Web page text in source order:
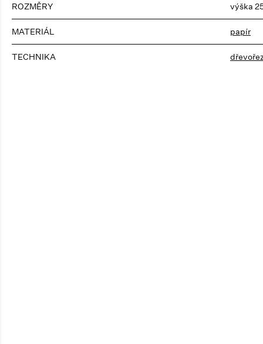
ROZMĚRY výška
MATERIÁL papír
TECHNIKA